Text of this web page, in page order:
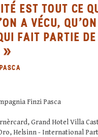
EST TOUT CE
A VÉCU,
FAIT PARTIE
Finzi Pasca
Grand Hotel Villa
Helsinn - International